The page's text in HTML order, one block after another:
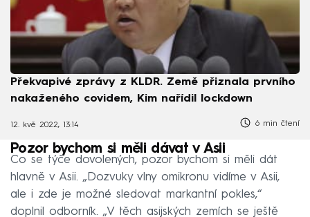
Překvapivé zprávy z KLDR. Země přiznala prvního
nakaženého covidem, Kim nařídil lockdown
12. kvě 2022, 13:14 6 min čtení
Pozor bychom si měli dávat v Asii
Co se týče dovolených, pozor bychom si měli dát
hlavně v Asii. „Dozvuky vlny omikronu vidíme v Asii,
ale i zde je možné sledovat markantní pokles,“
doplnil odborník. „V těch asijských zemích se ještě